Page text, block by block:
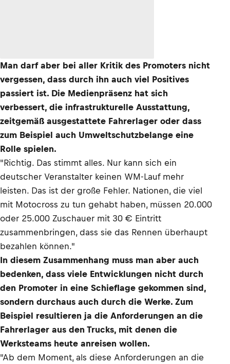
Man darf aber bei aller Kritik des Promoters nicht
vergessen, dass durch ihn auch viel Positives
passiert ist. Die Medienpräsenz hat sich
verbessert, die infrastrukturelle Ausstattung,
zeitgemäß ausgestattete Fahrerlager oder dass
zum Beispiel auch Umweltschutzbelange eine
Rolle spielen.
"Richtig. Das stimmt alles. Nur kann sich ein
deutscher Veranstalter keinen WM-Lauf mehr
leisten. Das ist der große Fehler. Nationen, die viel
mit Motocross zu tun gehabt haben, müssen 20.000
oder 25.000 Zuschauer mit 30 € Eintritt
zusammenbringen, dass sie das Rennen überhaupt
bezahlen können."
In diesem Zusammenhang muss man aber auch
bedenken, dass viele Entwicklungen nicht durch
den Promoter in eine Schieflage gekommen sind,
sondern durchaus auch durch die Werke. Zum
Beispiel resultieren ja die Anforderungen an die
Fahrerlager aus den Trucks, mit denen die
Werksteams heute anreisen wollen.
"Ab dem Moment, als diese Anforderungen an die